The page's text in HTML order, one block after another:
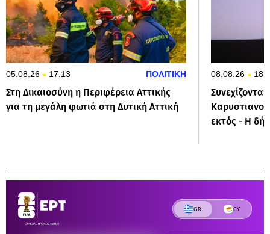
05.08.26 17:13 ΠΟΛΙΤΙΚΗ
Στη Δικαιοσύνη η Περιφέρεια Αττικής
για τη μεγάλη φωτιά στη Δυτική Αττική
08.08.26
εκτός - Η